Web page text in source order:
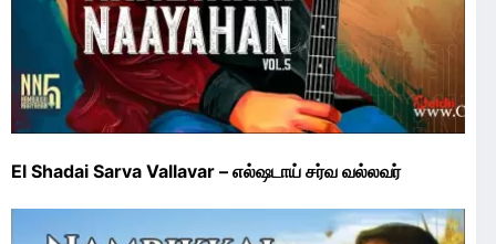
El Shadai Sarva Vallavar – எல்ஷடாய் சர்வ வல்லவர்